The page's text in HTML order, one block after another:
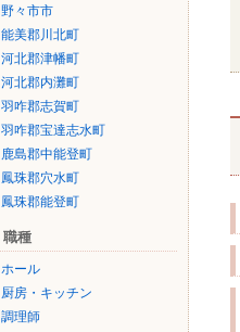
野々市市
能美郡川北町
河北郡津幡町
河北郡内灘町
羽咋郡志賀町
羽咋郡宝達志水町
鹿島郡中能登町
鳳珠郡穴水町
鳳珠郡能登町
職種
ホール
厨房・キッチン
調理師